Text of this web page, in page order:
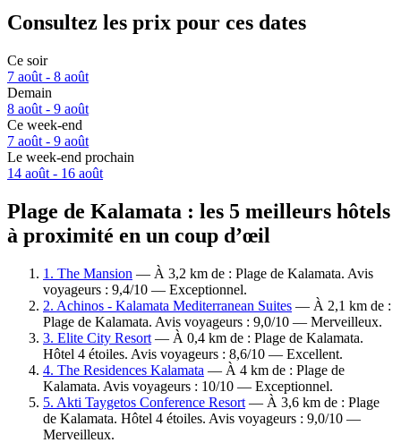
Consultez les prix pour ces dates
Ce soir
7 août - 8 août
Demain
8 août - 9 août
Ce week-end
7 août - 9 août
Le week-end prochain
14 août - 16 août
Plage de Kalamata : les 5 meilleurs hôtels
à proximité en un coup d’œil
1. The Mansion — À 3,2 km de : Plage de Kalamata. Avis
voyageurs : 9,4/10 — Exceptionnel.
2. Achinos - Kalamata Mediterranean Suites — À 2,1 km de :
Plage de Kalamata. Avis voyageurs : 9,0/10 — Merveilleux.
3. Elite City Resort — À 0,4 km de : Plage de Kalamata.
Hôtel 4 étoiles. Avis voyageurs : 8,6/10 — Excellent.
4. The Residences Kalamata — À 4 km de : Plage de
Kalamata. Avis voyageurs : 10/10 — Exceptionnel.
5. Akti Taygetos Conference Resort — À 3,6 km de : Plage
de Kalamata. Hôtel 4 étoiles. Avis voyageurs : 9,0/10 —
Merveilleux.